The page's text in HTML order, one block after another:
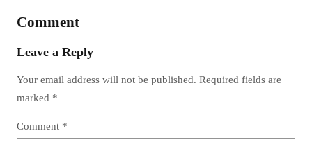
Comment
Leave a Reply
Your email address will not be published. Required fields are
marked *
Comment *